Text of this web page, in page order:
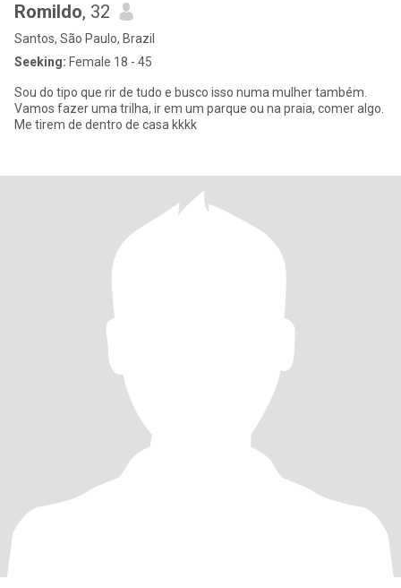
Romildo, 32
Santos, São Paulo, Brazil
Seeking: Female 18 - 45
Sou do tipo que rir de tudo e busco isso numa mulher também.
Vamos fazer uma trilha, ir em um parque ou na praia, comer algo.
Me tirem de dentro de casa kkkk